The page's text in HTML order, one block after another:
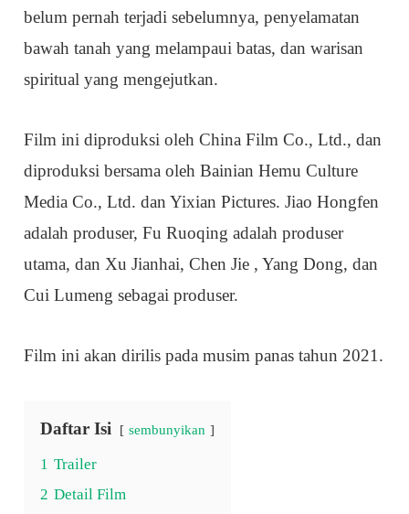
belum pernah terjadi sebelumnya, penyelamatan
bawah tanah yang melampaui batas, dan warisan
spiritual yang mengejutkan.
Film ini diproduksi oleh China Film Co., Ltd., dan
diproduksi bersama oleh Bainian Hemu Culture
Media Co., Ltd. dan Yixian Pictures. Jiao Hongfen
adalah produser, Fu Ruoqing adalah produser
utama, dan Xu Jianhai, Chen Jie , Yang Dong, dan
Cui Lumeng sebagai produser.
Film ini akan dirilis pada musim panas tahun 2021.
Daftar Isi sembunyikan
1 Trailer
2 Detail Film